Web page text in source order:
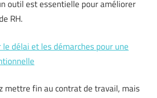
outil est essentielle pour améliorer
RH.
délai et les démarches pour une
mettre fin au contrat de travail, mais